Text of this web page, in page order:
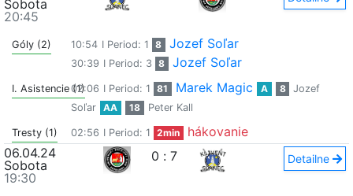
Sobota
20:45
Góly (2) 10:54 I Period: 1 8 Jozef Soľar
30:39 I Period: 3 8 Jozef Soľar
I. Asistencie (1)02:06 I Period: 1 81 Marek Magic A 8
Jozef
Soľar
AA 18 Peter Kall
Tresty (1) 02:56 I Period: 1 2min
hákovanie
06.04.24
Sobota
19:30
0 : 7 Detailne